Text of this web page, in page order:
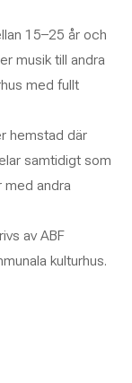
15–25 år och
musik till andra
med fullt
hemstad där
samtidigt som
med andra
av ABF
kulturhus.